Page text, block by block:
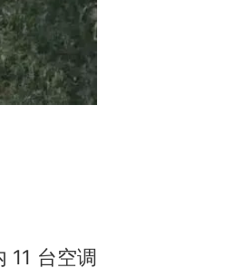
11 台空调